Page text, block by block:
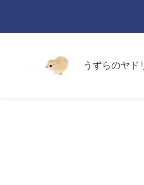
うずらのヤド